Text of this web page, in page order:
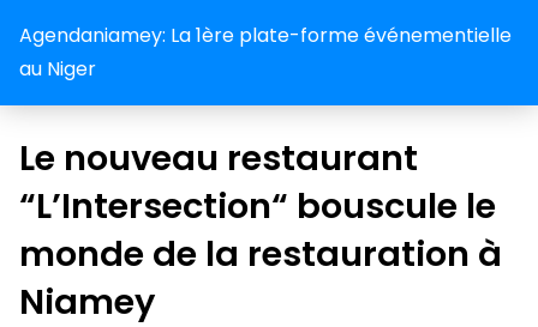
Agendaniamey: La 1ère plate-forme événementielle
au Niger
Le nouveau restaurant
“L’Intersection“ bouscule le
monde de la restauration à
Niamey